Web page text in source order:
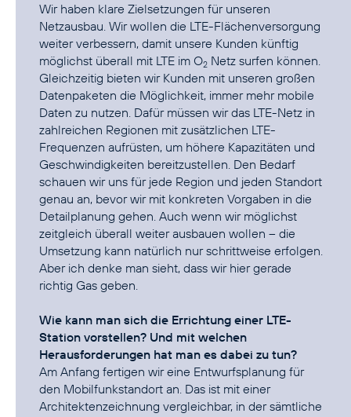
Wir haben klare Zielsetzungen für unseren
Netzausbau. Wir wollen die LTE-Flächenversorgung
weiter verbessern, damit unsere Kunden künftig
möglichst überall mit LTE im O2 Netz surfen können.
Gleichzeitig bieten wir Kunden mit unseren großen
Datenpaketen die Möglichkeit, immer mehr mobile
Daten zu nutzen. Dafür müssen wir das LTE-Netz in
zahlreichen Regionen mit zusätzlichen LTE-
Frequenzen aufrüsten, um höhere Kapazitäten und
Geschwindigkeiten bereitzustellen. Den Bedarf
schauen wir uns für jede Region und jeden Standort
genau an, bevor wir mit konkreten Vorgaben in die
Detailplanung gehen. Auch wenn wir möglichst
zeitgleich überall weiter ausbauen wollen – die
Umsetzung kann natürlich nur schrittweise erfolgen.
Aber ich denke man sieht, dass wir hier gerade
richtig Gas geben.
Wie kann man sich die Errichtung einer LTE-
Station vorstellen? Und mit welchen
Herausforderungen hat man es dabei zu tun?
Am Anfang fertigen wir eine Entwurfsplanung für
den Mobilfunkstandort an. Das ist mit einer
Architektenzeichnung vergleichbar, in der sämtliche